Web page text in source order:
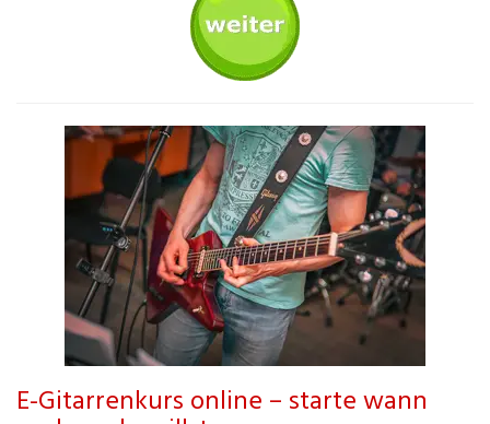
E-Gitarrenkurs online – starte wann